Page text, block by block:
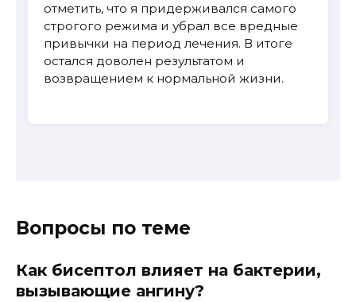
отметить, что я придерживался самого
строгого режима и убрал все вредные
привычки на период лечения. В итоге
остался доволен результатом и
возвращением к нормальной жизни.
Вопросы по теме
Как бисептол влияет на бактерии,
вызывающие ангину?